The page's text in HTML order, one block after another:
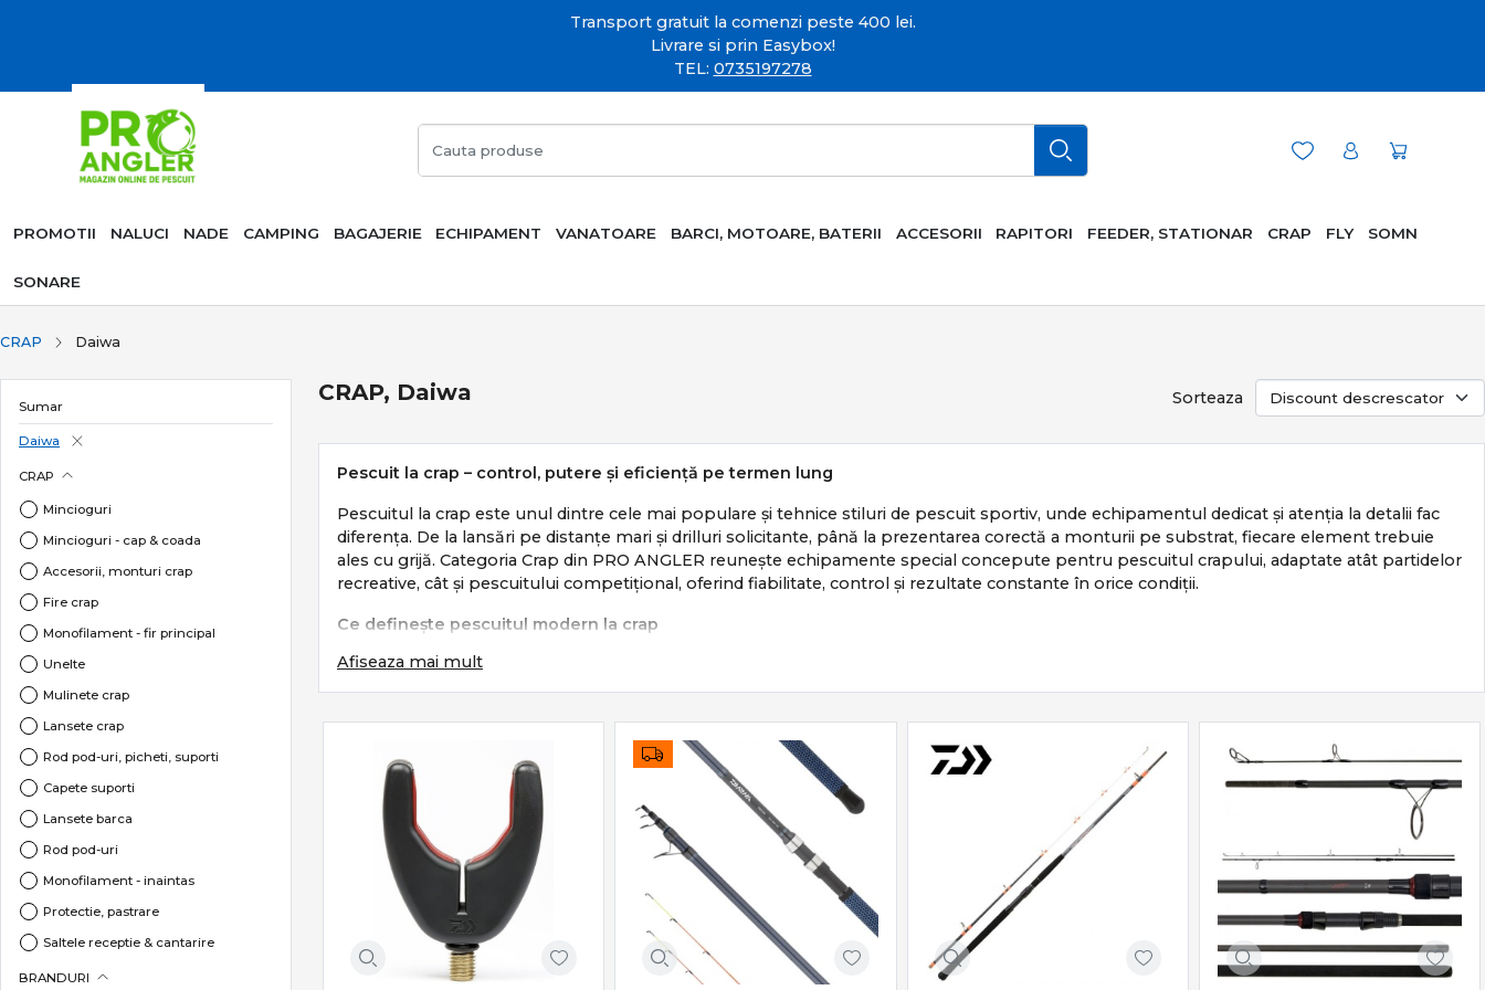
Transport gratuit la comenzi peste 400 lei.
Livrare si prin Easybox!
TEL: 0735197278
PROMOTII NALUCI NADE CAMPING BAGAJERIE ECHIPAMENT VANATOARE BARCI, MOTOARE, BATERII ACCESORII RAPITORI FEEDER, STATIONAR CRAP FLY SOMN
SONARE
CRAP Daiwa
Sumar
Daiwa
CRAP
Mincioguri
Mincioguri - cap & coada
Accesorii, monturi crap
Fire crap
Monofilament - fir principal
Unelte
Mulinete crap
Lansete crap
Rod pod-uri, picheti, suporti
Capete suporti
Lansete barca
Rod pod-uri
Monofilament - inaintas
Protectie, pastrare
Saltele receptie & cantarire
Accesorii nadire, sondare
BRANDURI
CRAP, Daiwa Sorteaza
Pescuit la crap – control, putere și eficiență pe termen lung
Pescuitul la crap este unul dintre cele mai populare și tehnice stiluri de pescuit sportiv, unde echipamentul dedicat și atenția la detalii fac
diferența. De la lansări pe distanțe mari și drilluri solicitante, până la prezentarea corectă a monturii pe substrat, fiecare element trebuie
ales cu grijă. Categoria Crap din PRO ANGLER reunește echipamente special concepute pentru pescuitul crapului, adaptate atât partidelor
recreative, cât și pescuitului competițional, oferind fiabilitate, control și rezultate constante în orice condiții.
Ce definește pescuitul modern la crap
Pescuitul la crap se bazează pe:
lansări precise și repetabile
protecția peștelui și pescuit responsabil
Este un stil care combină răbdarea cu tehnica și echipamentul potrivit.
Subcategorii esențiale pentru pescuitul la crap
Categoria include o gamă completă de produse dedicate:
Lansete crap– putere, acțiune și distanță
Mulinete crap
– frâne precise și tamburi long cast
Monturi și accesorii crap
– eficiență și siguranță
Afiseaza mai mult